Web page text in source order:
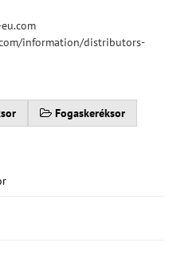
information/distributors-
Fogaskeréksor